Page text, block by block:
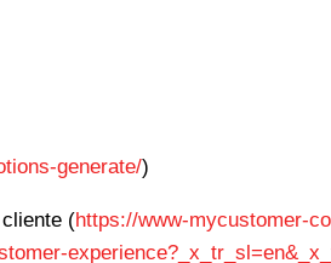
generate/)
(https://www-mycustomer-